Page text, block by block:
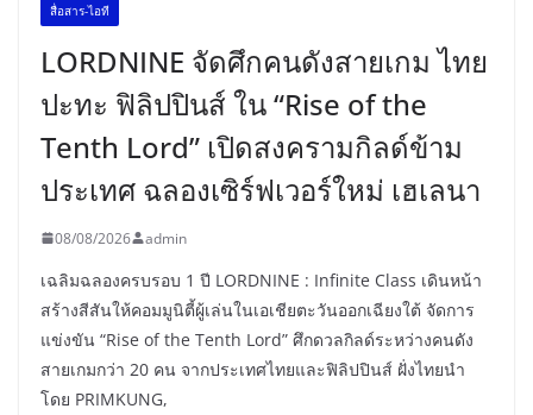
สื่อสาร-ไอที
LORDNINE จัดศึกคนดังสายเกม ไทย
ปะทะ ฟิลิปปินส์ ใน “Rise of the
Tenth Lord” เปิดสงครามกิลด์ข้าม
ประเทศ ฉลองเซิร์ฟเวอร์ใหม่ เฮเลนา
08/08/2026 admin
เฉลิมฉลองครบรอบ 1 ปี LORDNINE : Infinite Class เดินหน้า
สร้างสีสันให้คอมมูนิตี้ผู้เล่นในเอเชียตะวันออกเฉียงใต้ จัดการ
แข่งขัน “Rise of the Tenth Lord” ศึกดวลกิลด์ระหว่างคนดัง
สายเกมกว่า 20 คน จากประเทศไทยและฟิลิปปินส์ ฝั่งไทยนำ
โดย PRIMKUNG,